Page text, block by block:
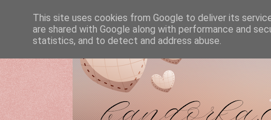
This site uses cookies from Google to deliver its
are shared with Google along with performance and
statistics, and to detect and address abuse.